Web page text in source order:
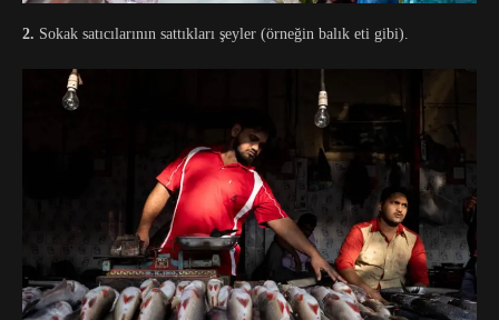
2. Sokak satıcılarının sattıkları şeyler (örneğin balık eti gibi).